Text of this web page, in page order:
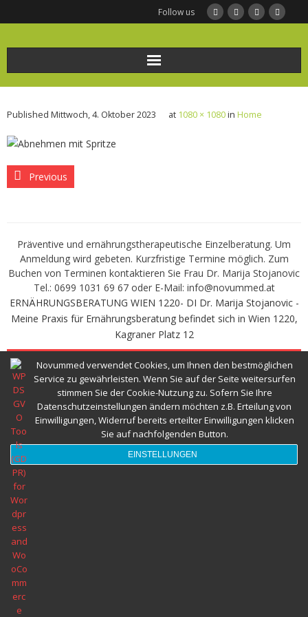
Follow us
Home
KONTAKT
Infothek
Abnehmspritze und Ernährungsberatung
Herzgesund Essen und Trinken
Published Mittwoch, 4. Oktober 2023 at 1080 × 1080in Home
Previous
Präventive und ernährungstherapeutische Einzelberatung. Um
Anmeldung wird gebeten. Kurzfristige Termine möglich. Zum
Buchen von Terminen kontaktieren Sie Frau Dr. Marija Stojanovic
Tel.: 0699 1031 69 67 oder E-Mail: info@novummed.at
ERNÄHRUNGSBERATUNG WIEN 1220- DI Dr. Marija Stojanovic -
Meine Praxis für Ernährungsberatung befindet sich in Wien 1220,
Kagraner Platz 12
TERMINVEREINBAREN
Ernährungsberatung Wien © 2022 Alle Rechte vorbehalten novumMED
Novummed verwendet Cookies, um Ihnen den bestmöglichen
Service zu gewährleisten. Wenn Sie auf der Seite weitersurfen
stimmen Sie der Cookie-Nutzung zu. Sofern Sie Ihre
Datenschutzeinstellungen ändern möchten z.B. Erteilung von
Einwilligungen, Widerruf bereits erteilter Einwilligungen klicken
Sie auf nachfolgenden Button.
EINSTELLUNGEN